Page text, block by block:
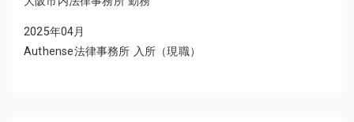
2025年04月
Authense法律事務所 入所（現職）